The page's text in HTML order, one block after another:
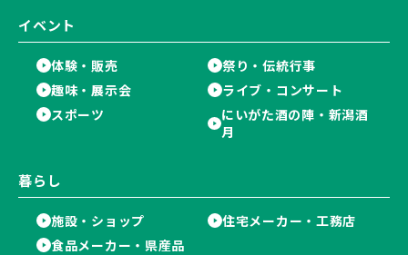
イベント
体験・販売
祭り・伝統行事
趣味・展示会
ライブ・コンサート
スポーツ
にいがた酒の陣・新潟酒
月
暮らし
施設・ショップ
住宅メーカー・工務店
食品メーカー・県産品